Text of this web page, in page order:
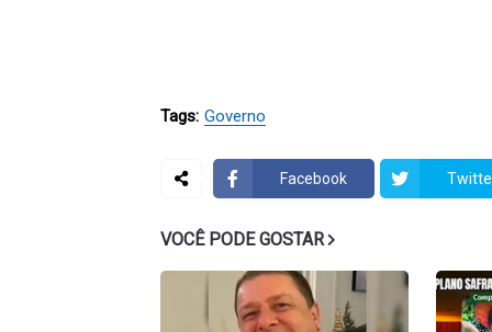
Tags: Governo
Facebook
VOCÊ PODE GOSTAR